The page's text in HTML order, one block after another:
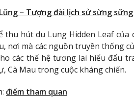
– Tượng đài lịch sử sừng sững
thu hút du Lung Hidden Leaf
nơi mà các nguồn truyền thống
các thế hệ tương lai hiểu đấu
Cà Mau trong cuộc kháng chiến.
điểm tham quan